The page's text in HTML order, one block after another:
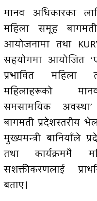
मानव अधिकारका
महिला समूह
आयोजनामा तथा
सहयोगमा आयोजित
प्रभावित महिला
महिलाहरूको
समसामयिक
बागमती प्रदेशस्तरीय
मुख्यमन्त्री बानियाँले
तथा कार्यक्रममै
सशक्तीकरणलाई
बताए।